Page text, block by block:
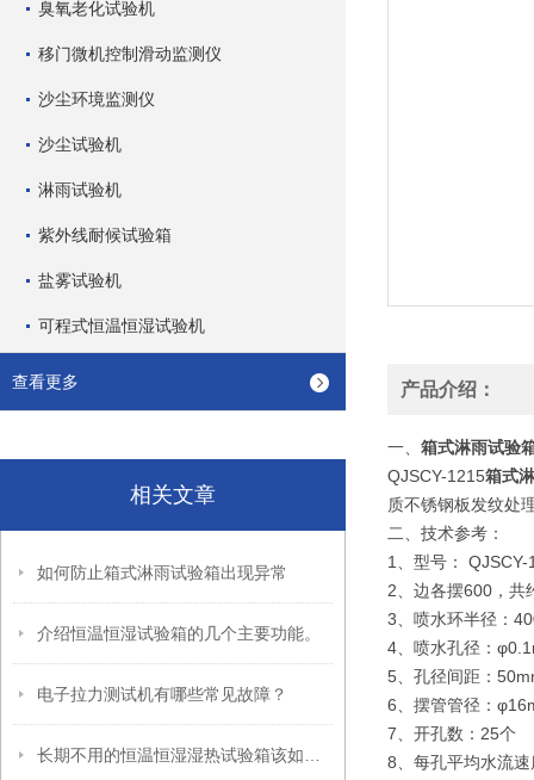
臭氧老化试验机
移门微机控制滑动监测仪
沙尘环境监测仪
沙尘试验机
淋雨试验机
紫外线耐候试验箱
盐雾试验机
可程式恒温恒湿试验机
查看更多
相关文章
如何防止箱式淋雨试验箱出现异常
介绍恒温恒湿试验箱的几个主要功能。
电子拉力测试机有哪些常见故障？
产品介绍：
一、 箱式淋雨试验
QJSCY-1215箱式
质不锈钢板发纹处
二、 技术参考：
1、型号： QJSCY-
2、边各摆600，共
3、喷水环半径：
4、喷水孔径：
5、孔径间距：
6、摆管管径：
7、开孔数：25个
8、每孔平均水流